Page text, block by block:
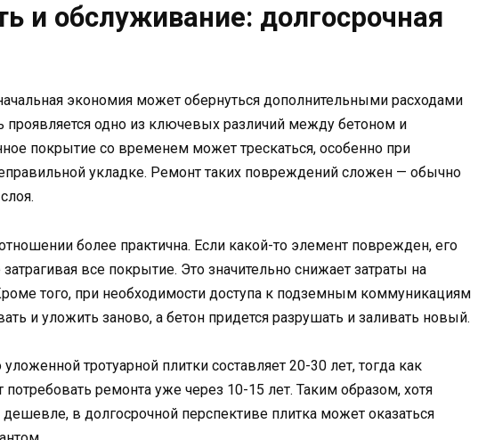
и обслуживание: долгосрочная
экономия может обернуться дополнительными расходами
одно из ключевых различий между бетоном и
покрытие со временем может трескаться, особенно при
укладке. Ремонт таких повреждений сложен — обычно
более практична. Если какой-то элемент поврежден, его
все покрытие. Это значительно снижает затраты на
того, при необходимости доступа к подземным коммуникациям
и уложить заново, а бетон придется разрушать и заливать новый.
тротуарной плитки составляет 20-30 лет, тогда как
ремонта уже через 10-15 лет. Таким образом, хотя
дешевле, в долгосрочной перспективе плитка может оказаться